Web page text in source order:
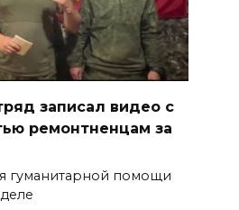
записал видео с
ремонтненцам за
гуманитарной помощи